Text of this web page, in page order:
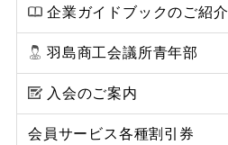
企業ガイドブックのご紹介
羽島商工会議所青年部
入会のご案内
会員サービス各種割引券